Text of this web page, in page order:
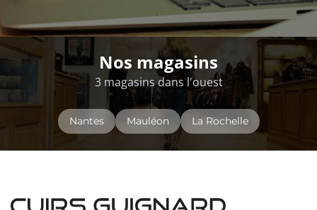
Nos magasins
3 magasins dans l'ouest
Nantes Mauléon La Rochelle